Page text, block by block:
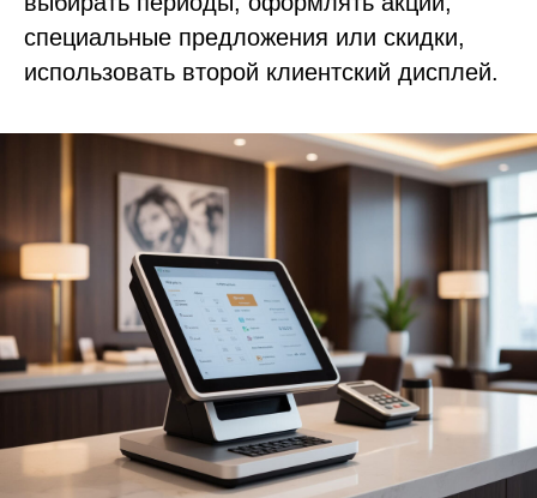
специальные предложения или скидки,
использовать второй клиентский дисплей.